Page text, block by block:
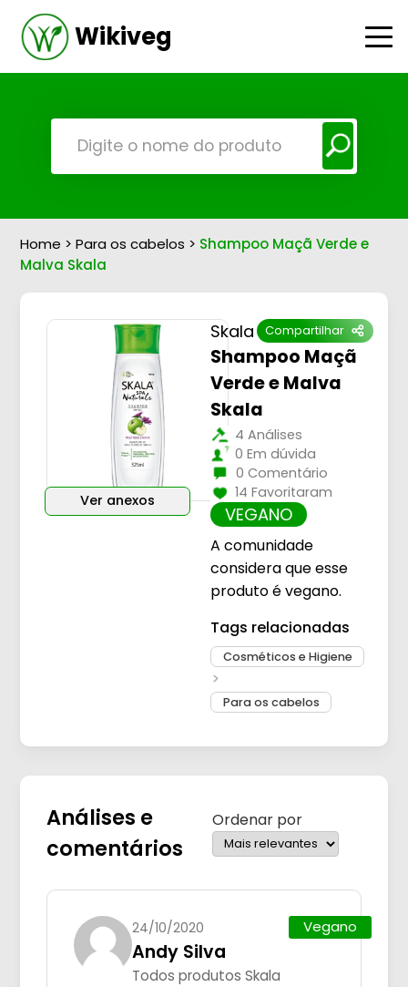
Wikiveg
Home >Para os cabelos > Shampoo Maçã Verde e
Malva Skala
Compartilhar
Ver anexos
Skala
Shampoo Maçã
Verde e Malva
Skala
4 Análises
0 Em dúvida
0 Comentário
14 Favoritaram
VEGANO
A comunidade
considera que esse
produto é vegano.
Tags relacionadas
Cosméticos e Higiene
Para os cabelos
Análises e
comentários
Ordenar por
24/10/2020
Andy Silva
Todos produtos Skala
Vegano